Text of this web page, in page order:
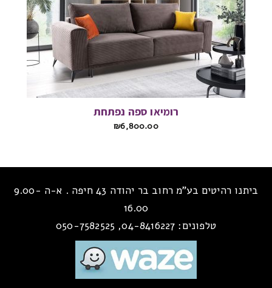
רומיאו ספה נפתחת
₪6,800.00
ביתנו רהיטים בע”מ רחוב בר יהודה 43 חיפה . א-ה 9.00-
16.00
טלפונים: 04-8416227, 050-7582525